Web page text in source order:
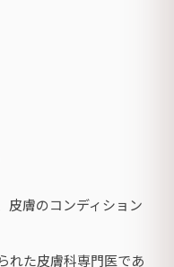
皮膚のコンディション
れた皮膚科専門医であ